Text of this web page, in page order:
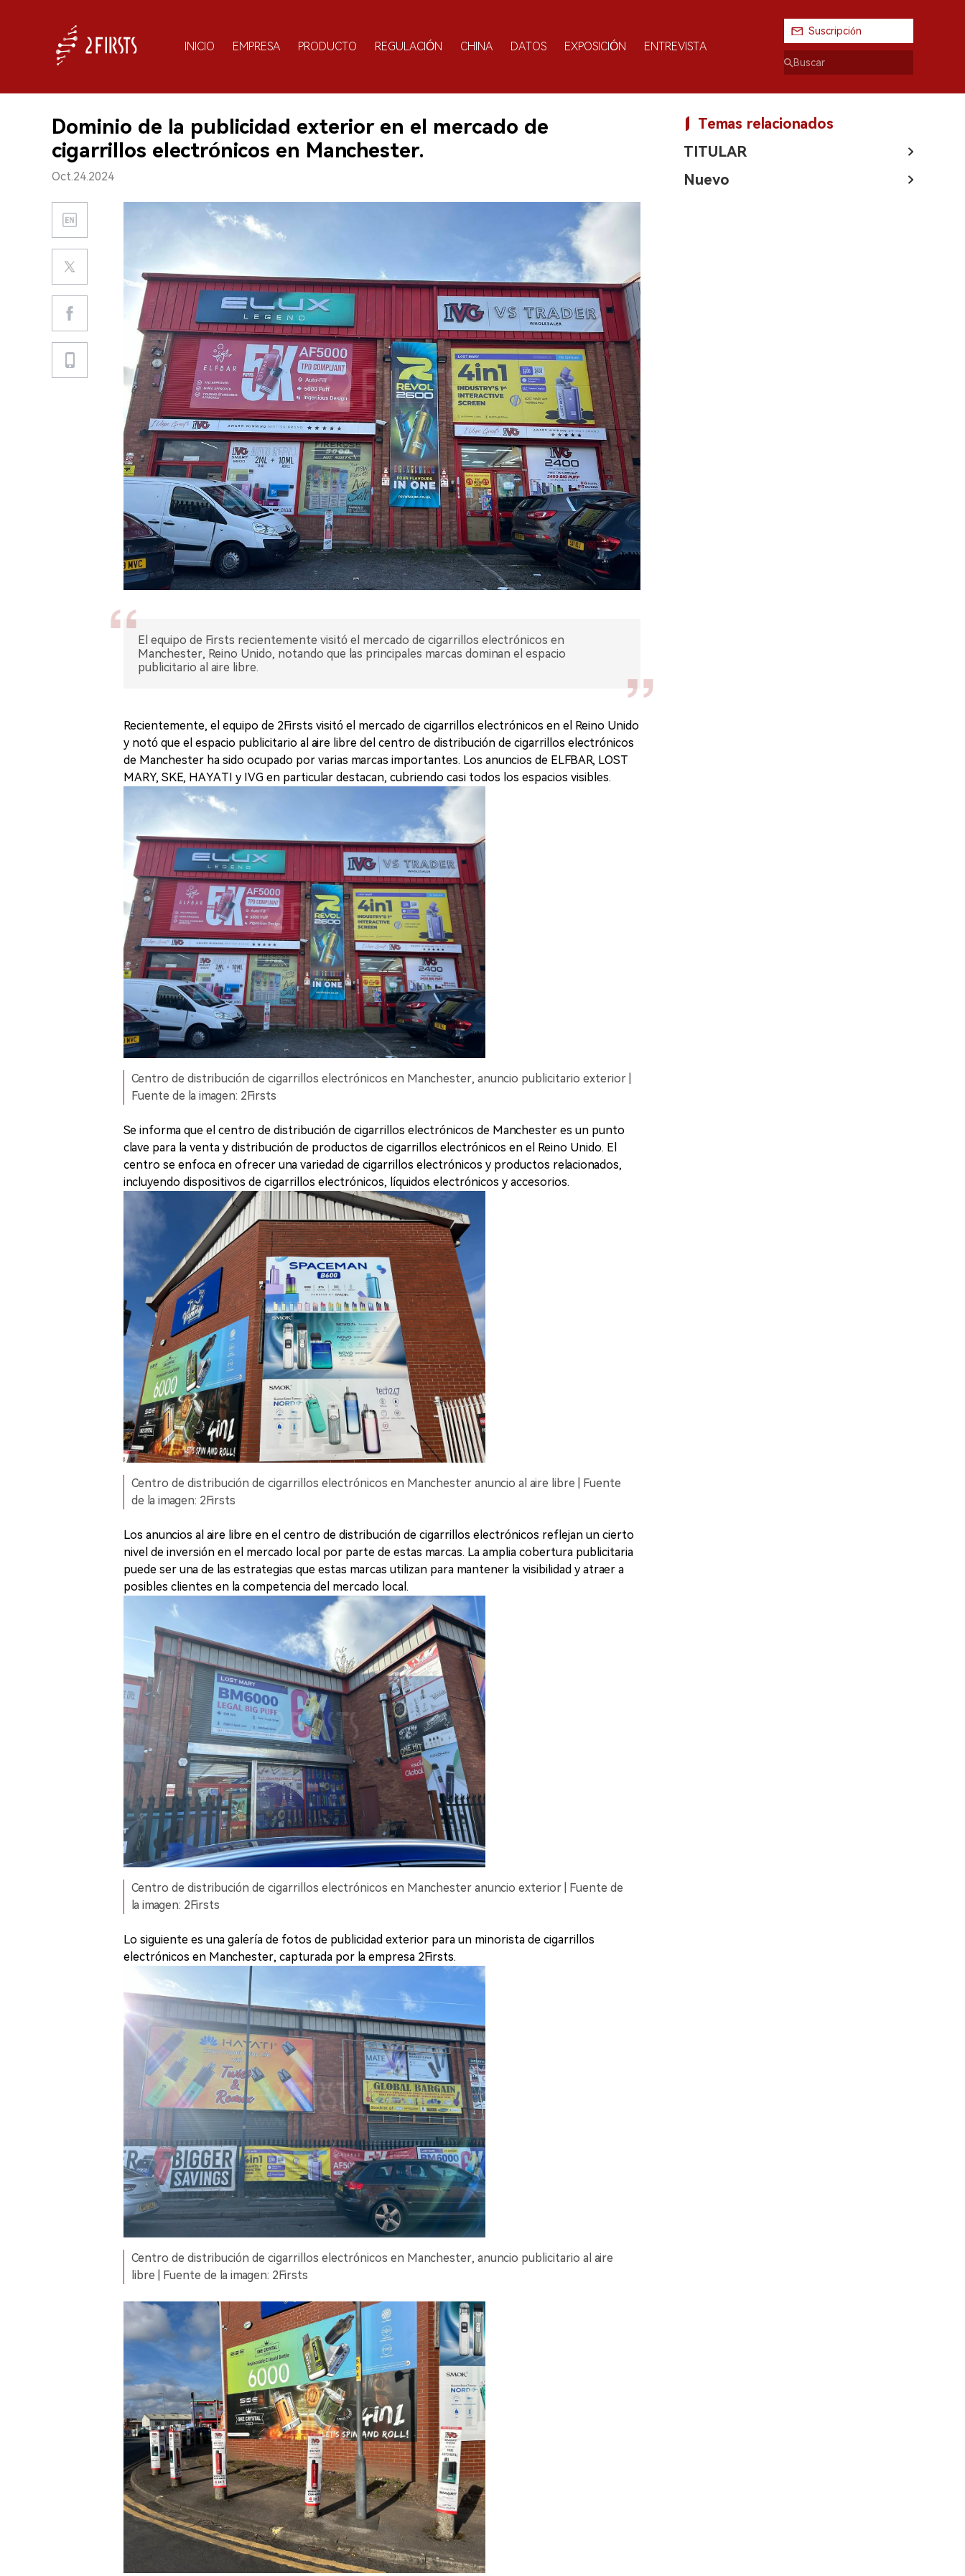
INICIO EMPRESA PRODUCTO REGULACIÓN CHINA DATOS EXPOSICIÓN ENTREVISTA
Suscripción
Dominio de la publicidad exterior en el mercado de
cigarrillos electrónicos en Manchester.
Oct.24.2024
El equipo de Firsts recientemente visitó el mercado de cigarrillos electrónicos en
Manchester, Reino Unido, notando que las principales marcas dominan el espacio
publicitario al aire libre.
Recientemente, el equipo de 2Firsts visitó el mercado de cigarrillos electrónicos en el Reino Unido
y notó que el espacio publicitario al aire libre del centro de distribución de cigarrillos electrónicos
de Manchester ha sido ocupado por varias marcas importantes. Los anuncios de ELFBAR, LOST
MARY, SKE, HAYATI y IVG en particular destacan, cubriendo casi todos los espacios visibles.
Centro de distribución de cigarrillos electrónicos en Manchester, anuncio publicitario exterior |
Fuente de la imagen: 2Firsts
Se informa que el centro de distribución de cigarrillos electrónicos de Manchester es un punto
clave para la venta y distribución de productos de cigarrillos electrónicos en el Reino Unido. El
centro se enfoca en ofrecer una variedad de cigarrillos electrónicos y productos relacionados,
incluyendo dispositivos de cigarrillos electrónicos, líquidos electrónicos y accesorios.
Centro de distribución de cigarrillos electrónicos en Manchester anuncio al aire libre | Fuente
de la imagen: 2Firsts
Los anuncios al aire libre en el centro de distribución de cigarrillos electrónicos reflejan un cierto
nivel de inversión en el mercado local por parte de estas marcas. La amplia cobertura publicitaria
puede ser una de las estrategias que estas marcas utilizan para mantener la visibilidad y atraer a
posibles clientes en la competencia del mercado local.
Centro de distribución de cigarrillos electrónicos en Manchester anuncio exterior | Fuente de
la imagen: 2Firsts
Lo siguiente es una galería de fotos de publicidad exterior para un minorista de cigarrillos
electrónicos en Manchester, capturada por la empresa 2Firsts.
Centro de distribución de cigarrillos electrónicos en Manchester, anuncio publicitario al aire
libre | Fuente de la imagen: 2Firsts
Temas relacionados
TITULAR
Nuevo